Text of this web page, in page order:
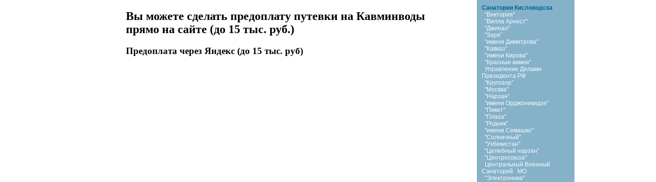
Вы можете сделать предоплату путевки на Кавминводы
прямо на сайте (до 15 тыс. руб.)
Предоплата через Яндекс (до 15 тыс. руб)
Санатории Кисловодска
"Виктория"
"Вилла Арнест"
"Джинал"
"Заря"
"имени Димитрова"
"Кавказ"
"имени Кирова"
"Красные камни"
Управление Делами
Президента РФ
"Кругозор"
"Москва"
"Нарзан"
"имени Орджоникидзе"
"Пикет"
"Плаза"
"Родник"
"имени Семашко"
"Солнечный"
"Узбекистан"
"Целебный нарзан"
"Центросоюза"
Центральный Военный
Санаторий МО
"Электроника"